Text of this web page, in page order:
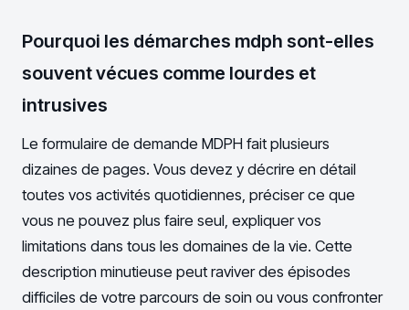
Pourquoi les démarches mdph sont-elles
souvent vécues comme lourdes et
intrusives
Le formulaire de demande MDPH fait plusieurs
dizaines de pages. Vous devez y décrire en détail
toutes vos activités quotidiennes, préciser ce que
vous ne pouvez plus faire seul, expliquer vos
limitations dans tous les domaines de la vie. Cette
description minutieuse peut raviver des épisodes
difficiles de votre parcours de soin ou vous confronter